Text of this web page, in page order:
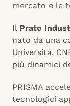
mercato e le
Il Prato
nato da una
Università,
più dinamici
PRISMA
tecnologici